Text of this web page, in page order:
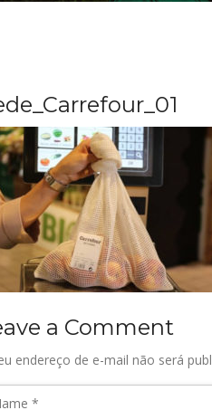
a Comment
endereço de e-mail não será